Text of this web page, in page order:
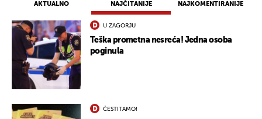
AKTUALNO NAJČITANIJE NAJKOMENTIRANIJE
U ZAGORJU
Teška prometna nesreća! Jedna osoba
poginula
ČESTITAMO!